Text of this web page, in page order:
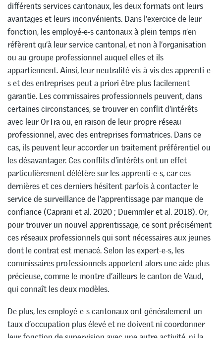
différents services cantonaux, les deux formats ont leurs
avantages et leurs inconvénients. Dans l’exercice de leur
fonction, les employé-e-s cantonaux à plein temps n’en
réfèrent qu’à leur service cantonal, et non à l’organisation
ou au groupe professionnel auquel elles et ils
appartiennent. Ainsi, leur neutralité vis-à-vis des apprenti-e-
s et des entreprises peut a priori être plus facilement
garantie. Les commissaires professionnels peuvent, dans
certaines circonstances, se trouver en conflit d’intérêts
avec leur OrTra ou, en raison de leur propre réseau
professionnel, avec des entreprises formatrices. Dans ce
cas, ils peuvent leur accorder un traitement préférentiel ou
les désavantager. Ces conflits d’intérêts ont un effet
particulièrement délétère sur les apprenti-e-s, car ces
dernières et ces derniers hésitent parfois à contacter le
service de surveillance de l’apprentissage par manque de
confiance (Caprani et al. 2020 ; Duemmler et al. 2018). Or,
pour trouver un nouvel apprentissage, ce sont précisément
ces réseaux professionnels qui sont nécessaires aux jeunes
dont le contrat est menacé. Selon les expert-e-s, les
commissaires professionnels apportent alors une aide plus
précieuse, comme le montre d’ailleurs le canton de Vaud,
qui connaît les deux modèles.
De plus, les employé-e-s cantonaux ont généralement un
taux d’occupation plus élevé et ne doivent ni coordonner